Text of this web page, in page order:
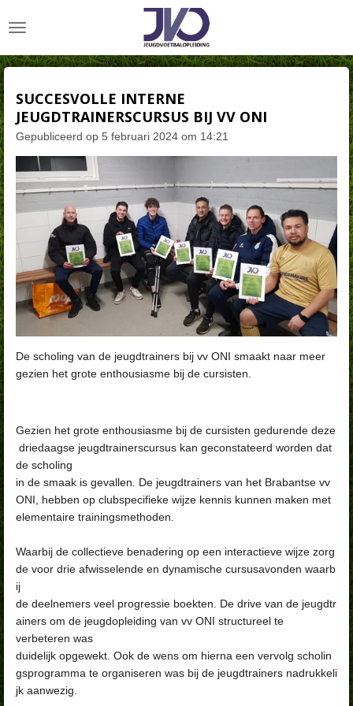
direct
de
SUCCESVOLLE INTERNE
JEUGDTRAINERSCURSUS BIJ VV ONI
Gepubliceerd op 5 februari 2024 om 14:21
De scholing van de jeugdtrainers bij vv ONI smaakt naar meer
gezien het grote enthousiasme bij de cursisten.
Gezien het grote enthousiasme bij de cursisten gedurende deze
driedaagse jeugdtrainerscursus kan geconstateerd worden dat
de scholing
in de smaak is gevallen. De jeugdtrainers van het Brabantse vv
ONI, hebben op clubspecifieke wijze kennis kunnen maken met
elementaire trainingsmethoden.
Waarbij de collectieve benadering op een interactieve wijze zorg
de voor drie afwisselende en dynamische cursusavonden waarb
ij
de deelnemers veel progressie boekten. De drive van de jeugdtr
ainers om de jeugdopleiding van vv ONI structureel te
verbeteren was
duidelijk opgewekt. Ook de wens om hierna een vervolg scholin
gsprogramma te organiseren was bij de jeugdtrainers nadrukkeli
jk aanwezig.